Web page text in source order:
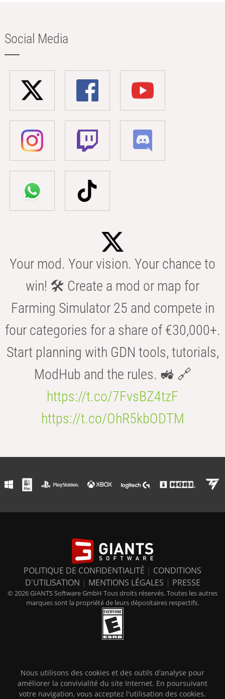
Social Media
Your mod. Your vision. Your chance to
win! 🛠️ Create a mod or map for
Farming Simulator 25 and compete in
four categories for a share of €30,000+.
Start planning with GDN tools, tutorials,
ModHub and the rules. 🚜 🔗
https://t.co/7FvsBZ4tzF
https://t.co/OhR5kbODTM
POLITIQUE DE CONFIDENTIALITÉ | CONDITIONS
D'UTILISATION | MENTIONS LÉGALES | PRESSE
© 2026 GIANTS Software GmbH Tous droits réservés. Toutes les autres
marques sont la propriété de leurs dépositaires respectifs.
Nous utilisons des cookies et des outils d'analyse pour
améliorer la convivialité du site Internet. En poursuivant
votre navigation, vous acceptez l'utilisation des cookies.